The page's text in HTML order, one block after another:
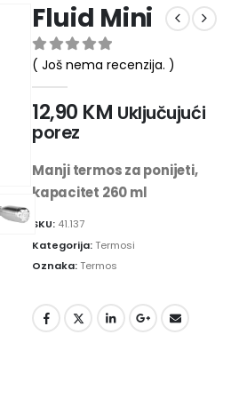
Fluid Mini
0 out of 5
( Još nema recenzija. )
12,90 KM Uključujući
porez
Manji termos za ponijeti,
kapacitet 260 ml
SKU: 41.137
Kategorija:Termosi
Oznaka:Termos